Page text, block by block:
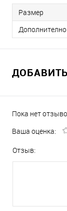
Размер
Дополнително
Пока нет
Ваша оценка:
Отзыв: